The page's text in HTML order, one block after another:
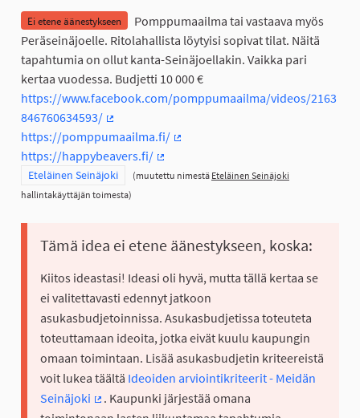
Ei etene äänestykseen
Pomppumaailma tai vastaava myös
Peräseinäjoelle. Ritolahallista löytyisi sopivat tilat. Näitä
tapahtumia on ollut kanta-Seinäjoellakin. Vaikka pari
kertaa vuodessa. Budjetti 10 000 €
https://www.facebook.com/pomppumaailma/videos/2163
846760634593/
(Ulkoinen linkki)
https://pomppumaailma.fi/
https://happybeavers.fi/
(Ulkoinen linkki)
Rajaa tulokset teeman mukaan: Eteläinen Seinäjoki
Eteläinen Seinäjoki (muutettu nimestä Eteläinen Seinäjoki
hallintakäyttäjän toimesta)
Tämä idea ei etene äänestykseen, koska:
Kiitos ideastasi! Ideasi oli hyvä, mutta tällä kertaa se
ei valitettavasti edennyt jatkoon
asukasbudjetoinnissa. Asukasbudjetissa toteuteta
toteuttamaan ideoita, jotka eivät kuulu kaupungin
omaan toimintaan. Lisää asukasbudjetin kriteereistä
voit lukea täältä Ideoiden arviointikriteerit - Meidän
Seinäjoki
(Ulkoinen linkki)
. Kaupunki järjestää omana